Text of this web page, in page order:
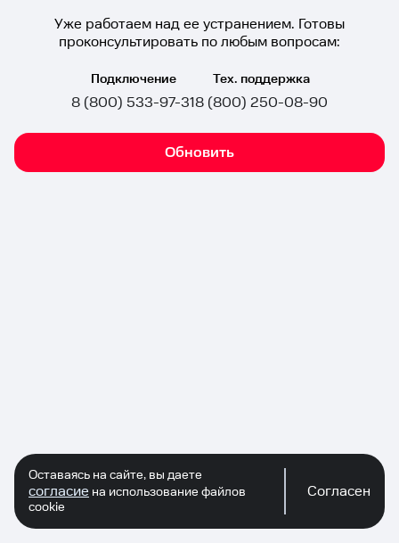
Уже работаем над ее устранением. Готовы
проконсультировать по любым вопросам:
Подключение
8 (800) 533-97-31
Тех. поддержка
8 (800) 250-08-90
Обновить
Оставаясь на сайте, вы даете
согласие на использование файлов
cookie
Согласен